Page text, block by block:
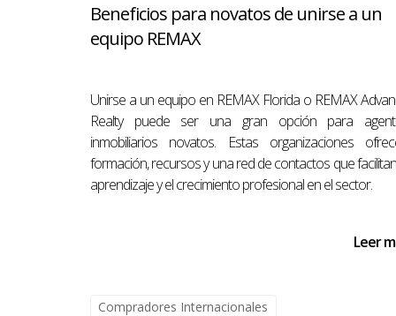
No Dejes tu Inversión Inmobiliaria
El seguro de propiedad es una inversión
propiedad y asegúrate de tener la
tu inversión? Descarga mi Descarga de
------------------------------
reconocido por su éxito y liderazgo en el
Beneficios para novatos de unirse a un
equipo REMAX
Unirse a un equipo en REMAX Florida o REMAX
Realty puede ser una gran opción para
inmobiliarios novatos. Estas organizaciones
formación, recursos y una red de contactos que
aprendizaje y el crecimiento profesional en el sector.
Leer
Compradores Internacionales